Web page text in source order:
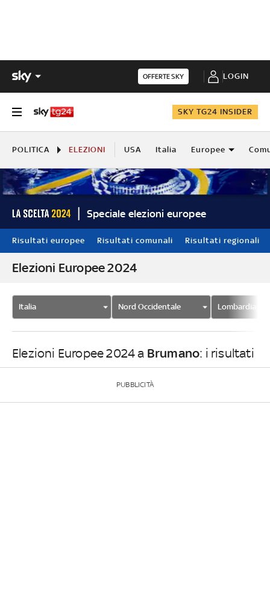
OFFERTE SKY LOGIN
SKY TG24 INSIDER
POLITICA ELEZIONI USA Italia Europee
Speciale elezioni europee
Risultati europee Risultati comunali Risultati regionali
Elezioni Europee 2024
Italia Nord Occidentale Lombardia
Elezioni Europee 2024 a Brumano: i risultati
PUBBLICITÀ